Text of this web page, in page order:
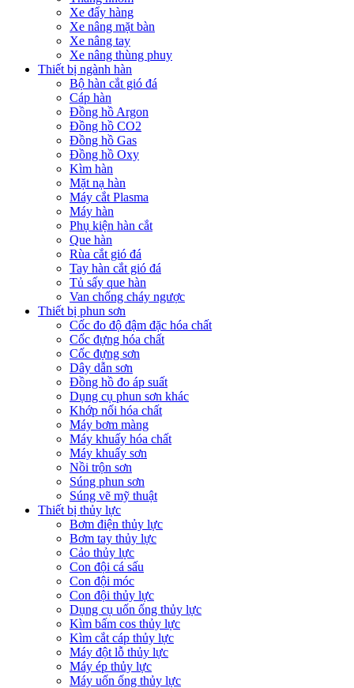
Xe đẩy hàng
Xe nâng mặt bàn
Xe nâng tay
Xe nâng thùng phuy
Thiết bị ngành hàn
Bộ hàn cắt gió đá
Cáp hàn
Đồng hồ Argon
Đồng hồ CO2
Đồng hồ Gas
Đồng hồ Oxy
Kìm hàn
Mặt nạ hàn
Máy cắt Plasma
Máy hàn
Phụ kiện hàn cắt
Que hàn
Rùa cắt gió đá
Tay hàn cắt gió đá
Tủ sấy que hàn
Van chống cháy ngược
Thiết bị phun sơn
Cốc đo độ đậm đặc hóa chất
Cốc đựng hóa chất
Cốc đựng sơn
Dây dẫn sơn
Đồng hồ đo áp suất
Dụng cụ phun sơn khác
Khớp nối hóa chất
Máy bơm màng
Máy khuấy hóa chất
Máy khuấy sơn
Nồi trộn sơn
Súng phun sơn
Súng vẽ mỹ thuật
Thiết bị thủy lực
Bơm điện thủy lực
Bơm tay thủy lực
Cảo thủy lực
Con đội cá sấu
Con đội móc
Con đội thủy lực
Dụng cụ uốn ống thủy lực
Kìm bấm cos thủy lực
Kìm cắt cáp thủy lực
Máy đột lỗ thủy lực
Máy ép thủy lực
Máy uốn ống thủy lực